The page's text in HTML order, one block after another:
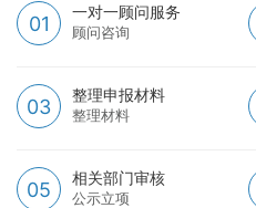
01
一对一顾问服务
顾问咨询
03
整理申报材料
整理材料
05
相关部门审核
公示立项